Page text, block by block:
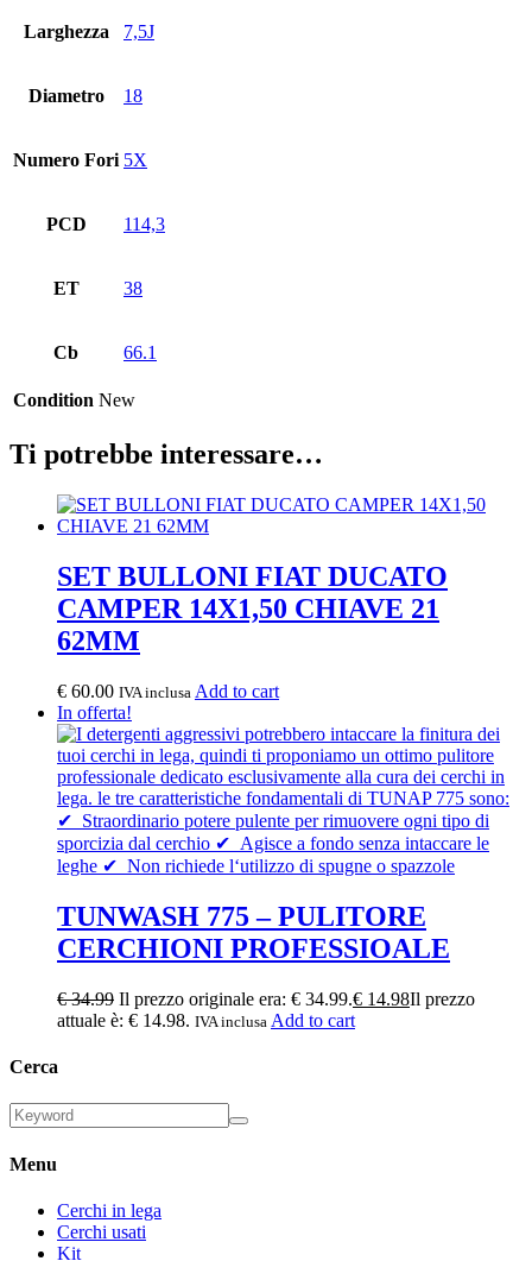
Larghezza 7,5J
Diametro 18
Numero Fori 5X
PCD 114,3
ET 38
Cb 66.1
Condition New
Ti potrebbe interessare…
SET BULLONI FIAT DUCATO
CAMPER 14X1,50 CHIAVE 21
62MM
€ 60.00 IVA inclusa Add to cart
In offerta!
TUNWASH 775 – PULITORE
CERCHIONI PROFESSIOALE
€34.99 Il prezzo originale era: € 34.99.€ 14.98Il prezzo
attuale è: € 14.98. IVA inclusa Add to cart
Cerca
Menu
Cerchi in lega
Cerchi usati
Kit